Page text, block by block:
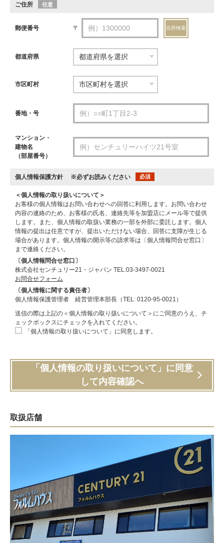
ご住所 任意
郵便番号 〒 住所検索
都道府県
市区町村
番地・号
マンション・
建物名
（部屋番号）
個人情報保護方針 ※必ずお読みください 必須
＜個人情報の取り扱いについて＞
お客様の個人情報はお問い合わせへの回答に利用します。お問い合わせ
内容の連絡のため、お客様の氏名、連絡先等を加盟店にメール等で提供
します。また、個人情報の取扱い業務の一部を外部に委託します。個人
情報の提出は任意ですが、提出いただけない場合、回答に支障が生じる
場合があります。個人情報の開示等の請求等は〔個人情報問合せ窓口〕
まで連絡ください。
〔個人情報問合せ窓口〕
株式会社センチュリー21・ジャパン TEL:03-3497-0021
お問合せフォーム
〔個人情報に関する責任者〕
個人情報保護管理者 経営管理本部長（TEL: 0120-95-0021）
送信の際は上記の＜個人情報の取り扱いについて＞にご同意のうえ、チ
ェックボックスにチェックを入れてください。
「個人情報の取り扱いについて」に同意します。
「個人情報の取り扱いについて」に同意
して内容確認へ
取扱店舗